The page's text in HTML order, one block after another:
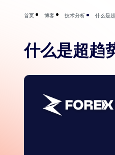
首页 博客 技术分析 什么是
什么是超趋